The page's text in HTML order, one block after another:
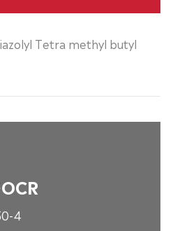
Tetra methyl butyl
4